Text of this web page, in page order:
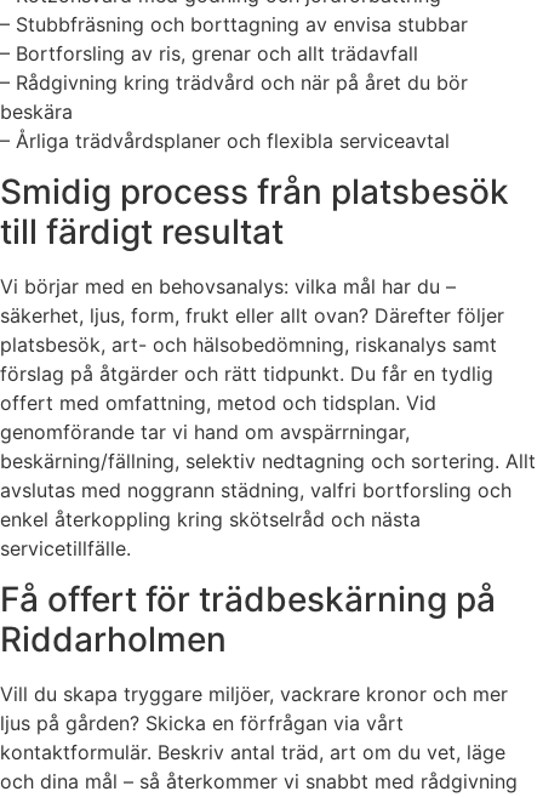
– Stubbfräsning och borttagning av envisa stubbar
– Bortforsling av ris, grenar och allt trädavfall
– Rådgivning kring trädvård och när på året du bör
beskära
– Årliga trädvårdsplaner och flexibla serviceavtal
Smidig process från platsbesök
till färdigt resultat
Vi börjar med en behovsanalys: vilka mål har du –
säkerhet, ljus, form, frukt eller allt ovan? Därefter följer
platsbesök, art- och hälsobedömning, riskanalys samt
förslag på åtgärder och rätt tidpunkt. Du får en tydlig
offert med omfattning, metod och tidsplan. Vid
genomförande tar vi hand om avspärrningar,
beskärning/fällning, selektiv nedtagning och sortering. Allt
avslutas med noggrann städning, valfri bortforsling och
enkel återkoppling kring skötselråd och nästa
servicetillfälle.
Få offert för trädbeskärning på
Riddarholmen
Vill du skapa tryggare miljöer, vackrare kronor och mer
ljus på gården? Skicka en förfrågan via vårt
kontaktformulär. Beskriv antal träd, art om du vet, läge
och dina mål – så återkommer vi snabbt med rådgivning